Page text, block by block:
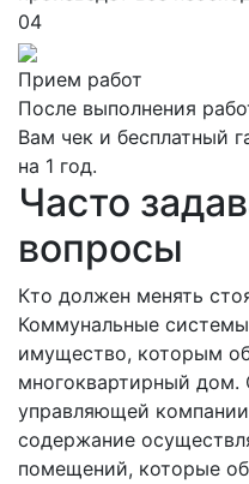
04
Прием работ
После выполнения
Вам чек и бесплатный
на 1 год.
Часто
вопросы
Кто должен менять
Коммунальные
имущество, которым
многоквартирный дом.
управляющей
содержание
помещений, которые